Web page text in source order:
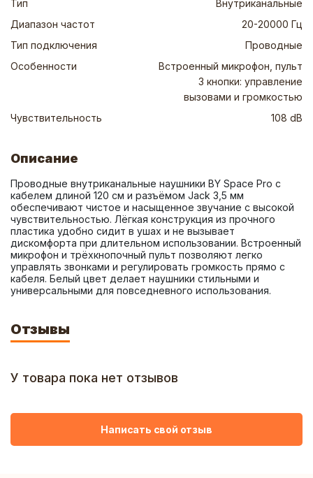
Тип
Внутриканальные
Диапазон частот
20-20000 Гц
Тип подключения
Проводные
Особенности
Встроенный микрофон, пульт
3 кнопки: управление
вызовами и громкостью
Чувствительность
108 dB
Описание
Проводные внутриканальные наушники BY Space Pro с
кабелем длиной 120 см и разъёмом Jack 3,5 мм
обеспечивают чистое и насыщенное звучание с высокой
чувствительностью. Лёгкая конструкция из прочного
пластика удобно сидит в ушах и не вызывает
дискомфорта при длительном использовании. Встроенный
микрофон и трёхкнопочный пульт позволяют легко
управлять звонками и регулировать громкость прямо с
кабеля. Белый цвет делает наушники стильными и
универсальными для повседневного использования.
Отзывы
У товара пока нет отзывов
Написать свой отзыв